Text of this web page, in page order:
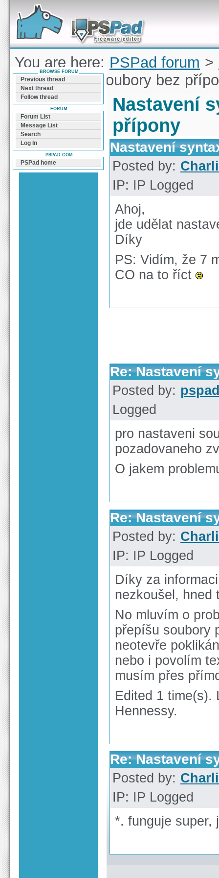
Forum can help you solve problems and quickly
find a solution with PSPad for Microsoft
Windows
You are here: PSPad forum >
syntaxe pro soubory bez
Nastavení
přípony
Nastavení
Posted by:
IP: IP Logged
Ahoj,
jde udělat
Díky
PS: Vidím, že 7
CO na to říct
Re: Nastavení
Posted by:
Logged
pro nastaveni
pozadovaneho
O jakem
Re: Nastavení
Posted by:
IP: IP Logged
Díky za
nezkoušel, hned
No mluvím o
přepíšu soubory
neotevře
nebo i povolím
musím přes
Edited 1 time(s).
Hennessy.
Re: Nastavení
Posted by:
IP: IP Logged
*. funguje super,
BROWSE FORUM
Previous thread
Next thread
Follow thread
FORUM
Forum List
Message List
Search
Log In
PSPAD.COM
PSPad home